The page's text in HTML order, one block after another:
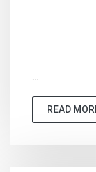
...
READ